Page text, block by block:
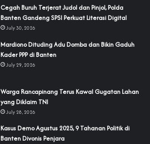
Cegah Buruh Terjerat Judol dan Pinjol, Polda
Banten Gandeng SPSI Perkuat Literasi Digital
July 30, 2026
‎Mardiono Dituding Adu Domba dan Bikin Gaduh
Kader PPP di Banten
July 29, 2026
‎Warga Rancapinang Terus Kawal Gugatan Lahan
yang Diklaim TNI‎‎
July 28, 2026
‎Kasus Demo Agustus 2025, 9 Tahanan Politik di
Banten Divonis Penjara